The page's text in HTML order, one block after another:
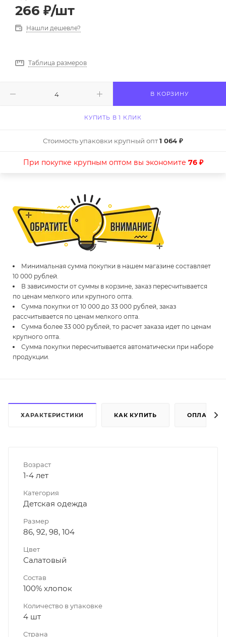
266 ₽/шт
Нашли дешевле?
Таблица размеров
В КОРЗИНУ
КУПИТЬ В 1 КЛИК
Стоимость упаковки крупный опт1 064 ₽
При покупке крупным оптом вы экономите 76 ₽
Минимальная сумма покупки в нашем магазине составляет
10 000 рублей.
В зависимости от суммы в корзине, заказ пересчитывается
по ценам мелкого или крупного опта.
Сумма покупки от 10 000 до 33 000 рублей, заказ
рассчитывается по ценам мелкого опта.
Сумма более 33 000 рублей, то расчет заказа идет по ценам
крупного опта.
Сумма покупки пересчитывается автоматически при наборе
продукции.
ХАРАКТЕРИСТИКИ КАК КУПИТЬ ОПЛАТА
Возраст
1-4 лет
Категория
Детская одежда
Размер
86, 92, 98, 104
Цвет
Салатовый
Состав
100% хлопок
Количество в упаковке
4 шт
Страна